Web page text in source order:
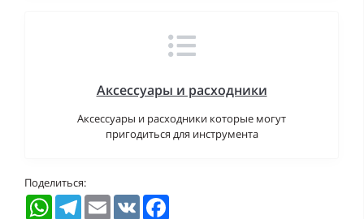
Аксессуары и расходники
Аксессуары и расходники которые могут
пригодиться для инструмента
Поделиться:
WhatsAppTelegramEmail VK